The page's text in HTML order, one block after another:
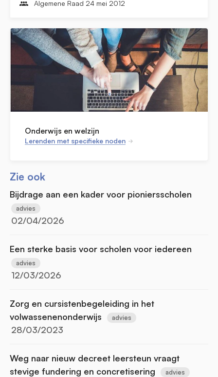
Algemene Raad 24 mei 2012
Onderwijs en welzijn
Lerenden met specifieke noden
Zie ook
Bijdrage aan een kader voor pioniersscholen
advies
02/04/2026
Een sterke basis voor scholen voor iedereen
advies
12/03/2026
Zorg en cursistenbegeleiding in het
volwassenenonderwijs
advies
28/03/2023
Weg naar nieuw decreet leersteun vraagt
stevige fundering en concretisering
advies